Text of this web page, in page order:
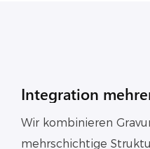
Integration
Wir kombinieren
mehrschichtige